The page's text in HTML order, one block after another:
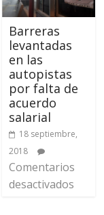
Barreras
levantadas
en las
autopistas
por falta de
acuerdo
salarial
18 septiembre,
2018
Comentarios
desactivados